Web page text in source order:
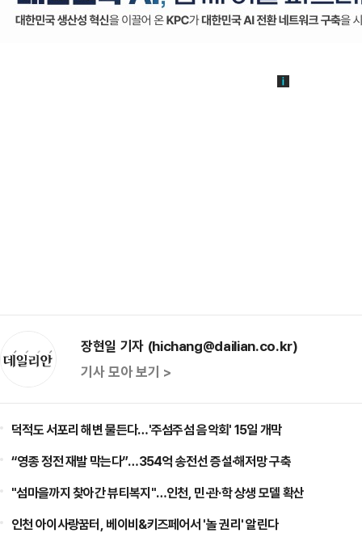
장현일 기자 (hichang@dailian.co.kr)
기사 모아 보기 >
덕적도 서포리 해변 물든다…'주섬주섬 음악회' 15일 개막
“영종 정전 재발 막는다”…354억 송전선 증설·해저망 구축
"섬마을까지 찾아간 뷰티복지"…인천, 민·관·학 상생 모델 확산
인천 아이사랑꿈터, 베이비&키즈페어서 '놀 권리' 알린다